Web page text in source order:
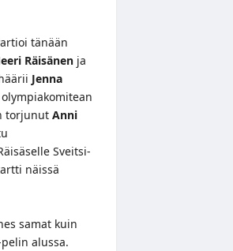
tänään
Räisänen ja
Jenna
torjunut Anni
Sveitsi-
näissä
samat kuin
pelin alussa.